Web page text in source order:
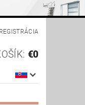
REGISTRÁCIA
€0